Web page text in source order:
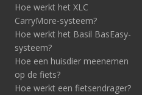
Hoe werkt het XLC
CarryMore-systeem?
Hoe werkt het Basil BasEasy-
systeem?
Hoe een huisdier meenemen
op de fiets?
Hoe werkt een fietsendrager?